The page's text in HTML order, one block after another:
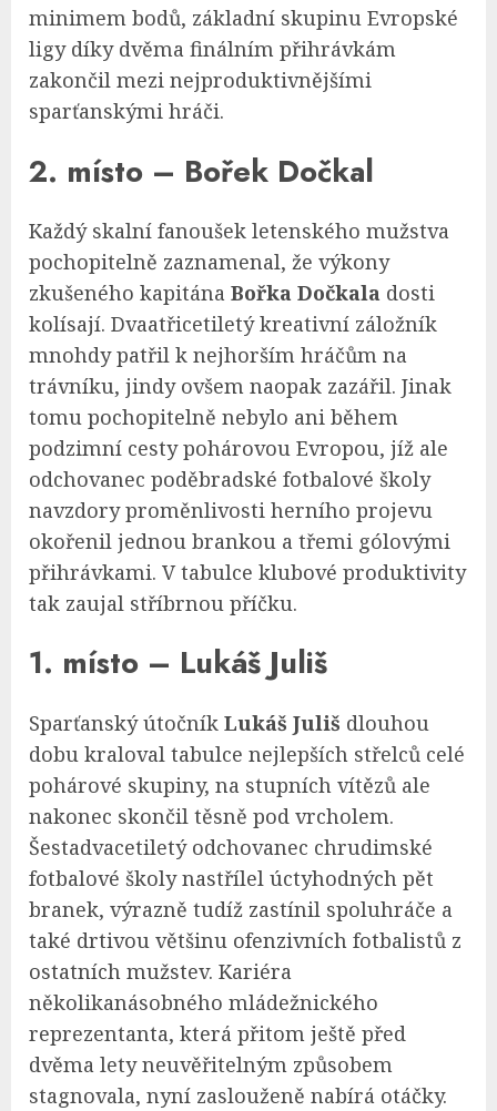
minimem bodů, základní skupinu Evropské
ligy díky dvěma finálním přihrávkám
zakončil mezi nejproduktivnějšími
sparťanskými hráči.
2. místo – Bořek Dočkal
Každý skalní fanoušek letenského mužstva
pochopitelně zaznamenal, že výkony
zkušeného kapitána Bořka Dočkala dosti
kolísají. Dvaatřicetiletý kreativní záložník
mnohdy patřil k nejhorším hráčům na
trávníku, jindy ovšem naopak zazářil. Jinak
tomu pochopitelně nebylo ani během
podzimní cesty pohárovou Evropou, jíž ale
odchovanec poděbradské fotbalové školy
navzdory proměnlivosti herního projevu
okořenil jednou brankou a třemi gólovými
přihrávkami. V tabulce klubové produktivity
tak zaujal stříbrnou příčku.
1. místo – Lukáš Juliš
Sparťanský útočník Lukáš Juliš dlouhou
dobu kraloval tabulce nejlepších střelců celé
pohárové skupiny, na stupních vítězů ale
nakonec skončil těsně pod vrcholem.
Šestadvacetiletý odchovanec chrudimské
fotbalové školy nastřílel úctyhodných pět
branek, výrazně tudíž zastínil spoluhráče a
také drtivou většinu ofenzivních fotbalistů z
ostatních mužstev. Kariéra
několikanásobného mládežnického
reprezentanta, která přitom ještě před
dvěma lety neuvěřitelným způsobem
stagnovala, nyní zaslouženě nabírá otáčky.